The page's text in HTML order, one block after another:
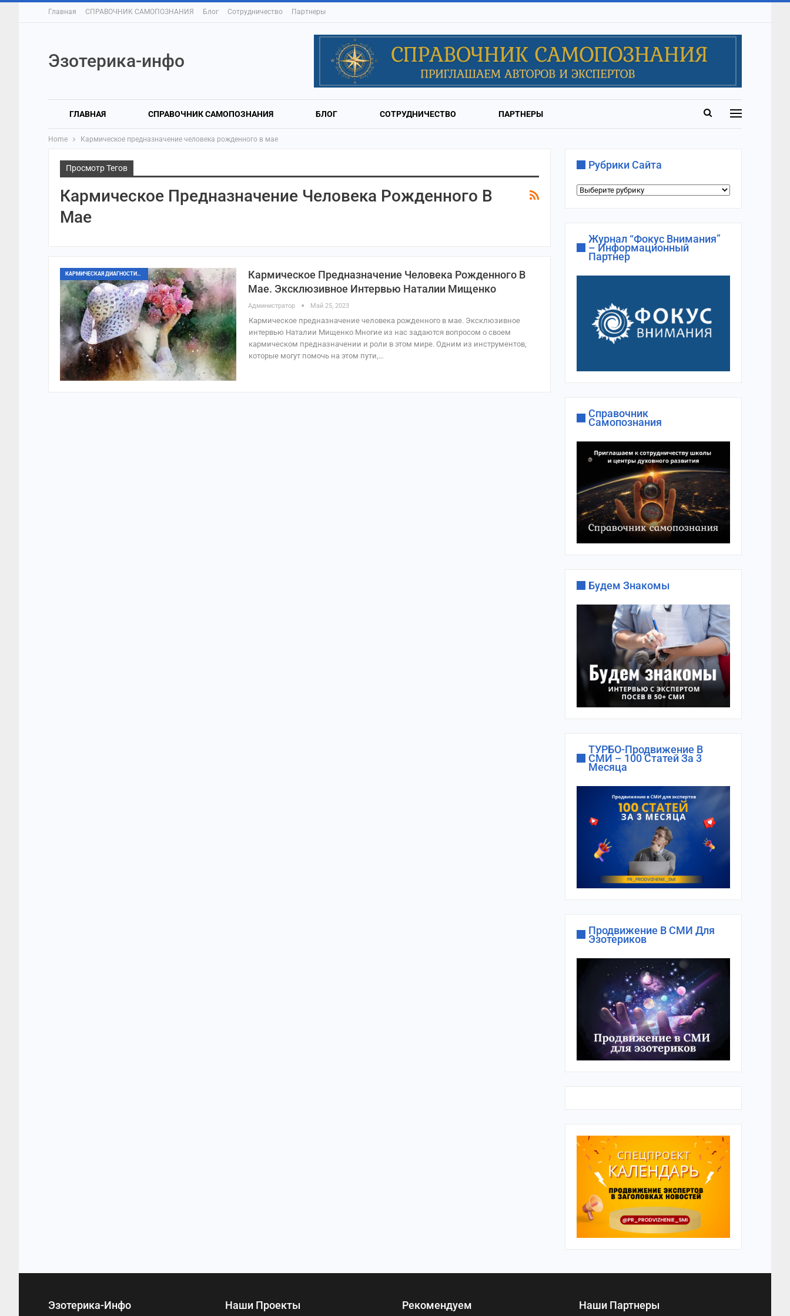
Главная СПРАВОЧНИК САМОПОЗНАНИЯ Блог Сотрудничество Партнеры
Эзотерика-инфо
ГЛАВНАЯ СПРАВОЧНИК САМОПОЗНАНИЯ БЛОГ СОТРУДНИЧЕСТВО ПАРТНЕРЫ
Home Кармическое предназначение человека рожденного в мае
Просмотр Тегов
Кармическое Предназначение Человека Рожденного В
Мае
КАРМИЧЕСКАЯ ДИАГНОСТИКА
Кармическое Предназначение Человека Рожденного В
Мае. Эксклюзивное Интервью Наталии Мищенко
Администратор Май 25, 2023
Кармическое предназначение человека рожденного в мае. Эксклюзивное
интервью Наталии Мищенко Многие из нас задаются вопросом о своем
кармическом предназначении и роли в этом мире. Одним из инструментов,
которые могут помочь на этом пути,…
Рубрики Сайта
Рубрики
Журнал “Фокус Внимания”
– Информационный
Партнер
Справочник
Самопознания
Будем Знакомы
ТУРБО-Продвижение В
СМИ – 100 Статей За 3
Месяца
Продвижение В СМИ Для
Эзотериков
Эзотерика-Инфо Наши Проекты Рекомендуем Наши Партнеры